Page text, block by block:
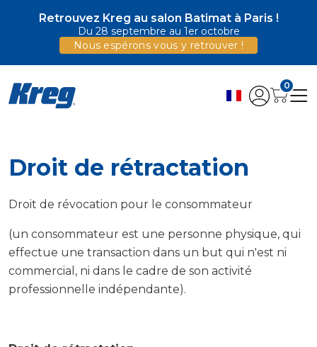
Retrouvez Kreg au salon Batimat à Paris !
Du 28 septembre au 1er octobre
Nous espérons vous y retrouver !
0
Droit de rétractation
Droit de révocation pour le consommateur
(un consommateur est une personne physique, qui
effectue une transaction dans un but qui n'est ni
commercial, ni dans le cadre de son activité
professionnelle indépendante).